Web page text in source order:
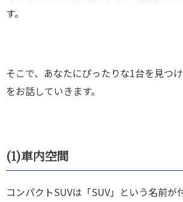
す。
そこで、あなたにぴったりな1台を見つ
をお話していきます。
(1)車内空間
コンパクトSUVは「SUV」という名前が